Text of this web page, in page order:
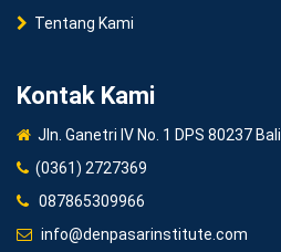
Tentang Kami
Kontak Kami
Jln. Ganetri IV No. 1 DPS 80237 Bali
(0361) 2727369
087865309966
info@denpasarinstitute.com